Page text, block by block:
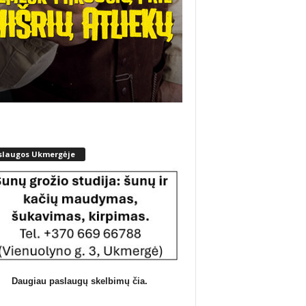
Ukmergėje
Daugiau paslaugų skelbimų čia.